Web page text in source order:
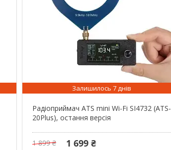
Залишилось 7 днів
Радіоприймач ATS mini Wi-Fi SI4732 (ATS-
20Plus), остання версія
1 899 ₴ 1 699 ₴